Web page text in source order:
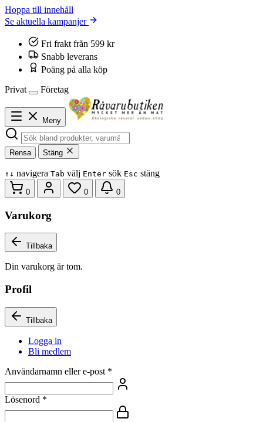
Hoppa till innehåll
Se aktuella kampanjer
Fri frakt från 599 kr
Snabb leverans
Poäng på alla köp
Privat
Företag
Meny
Rensa Stäng
↑ ↓ navigera Tab välj Enter sök Esc stäng
0 0 0
Varukorg
Tillbaka
Din varukorg är tom.
Profil
Tillbaka
Logga in
Bli medlem
Användarnamn eller e-post *
Lösenord *